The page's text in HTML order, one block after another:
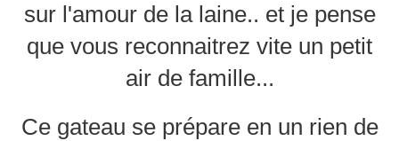
sur l'amour de la laine.. et je pense
que vous reconnaitrez vite un petit
air de famille...
Ce gateau se prépare en un rien de